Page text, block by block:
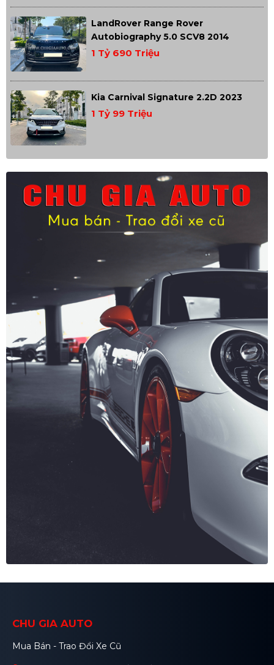
LandRover Range Rover
Autobiography 5.0 SCV8 2014
1 Tỷ 690 Triệu
Kia Carnival Signature 2.2D 2023
1 Tỷ 99 Triệu
CHU GIA AUTO
Mua Bán - Trao Đổi Xe Cũ